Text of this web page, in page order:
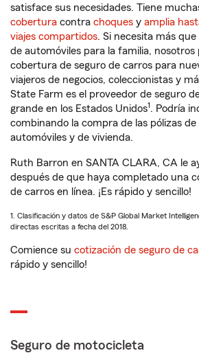
satisface sus necesidades. Tiene
cobertura contra choques y amplia
viajes compartidos. Si necesita más
de automóviles para la familia, nosotros
cobertura de seguro de carros para
viajeros de negocios, coleccionistas y
State Farm es el proveedor de seguro
grande en los Estados Unidos1. Podría
combinando la compra de las pólizas de
automóviles y de vivienda.
Ruth Barron en SANTA CLARA, CA le
después de que haya completado una
de carros en línea. ¡Es rápido y sencillo!
1. Clasificación y datos de S&P Global Market
directas escritas a fecha del 2018.
Comience su cotización de seguro de
rápido y sencillo!
Seguro de motocicleta